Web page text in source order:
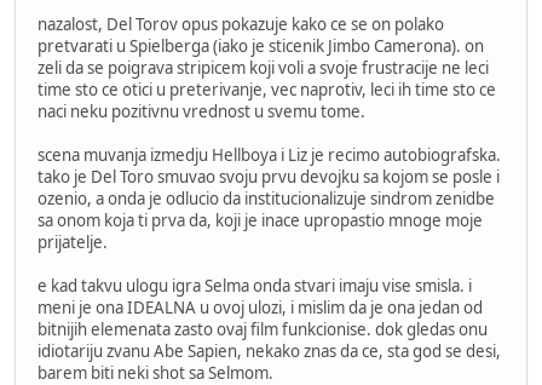
nazalost, Del Torov opus pokazuje kako ce se on polako
pretvarati u Spielberga (iako je sticenik Jimbo Camerona). on
zeli da se poigrava stripicem koji voli a svoje frustracije ne leci
time sto ce otici u preterivanje, vec naprotiv, leci ih time sto ce
naci neku pozitivnu vrednost u svemu tome.
scena muvanja izmedju Hellboya i Liz je recimo autobiografska.
tako je Del Toro smuvao svoju prvu devojku sa kojom se posle i
ozenio, a onda je odlucio da institucionalizuje sindrom zenidbe
sa onom koja ti prva da, koji je inace upropastio mnoge moje
prijatelje.
e kad takvu ulogu igra Selma onda stvari imaju vise smisla. i
meni je ona IDEALNA u ovoj ulozi, i mislim da je ona jedan od
bitnijih elemenata zasto ovaj film funkcionise. dok gledas onu
idiotariju zvanu Abe Sapien, nekako znas da ce, sta god se desi,
barem biti neki shot sa Selmom.